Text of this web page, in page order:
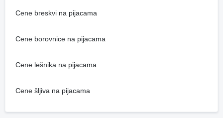
Cene breskvi na pijacama
Cene borovnice na pijacama
Cene lešnika na pijacama
Cene šljiva na pijacama